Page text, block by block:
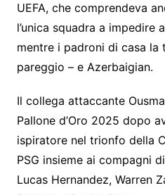
UEFA, che comprendeva
l’unica squadra a impedire
mentre i padroni di casa la
pareggio – e Azerbaigian.
Il collega attaccante
Pallone d’Oro 2025 dopo
ispiratore nel trionfo della
PSG insieme ai compagni
Lucas Hernandez, Warren